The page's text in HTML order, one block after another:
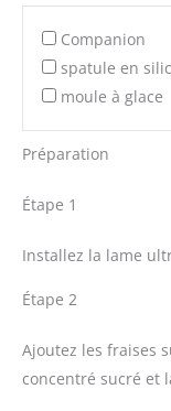
Companion
spatule en
moule à glace
Préparation
Étape 1
Installez la lame
Étape 2
Ajoutez les fraises
concentré sucré et